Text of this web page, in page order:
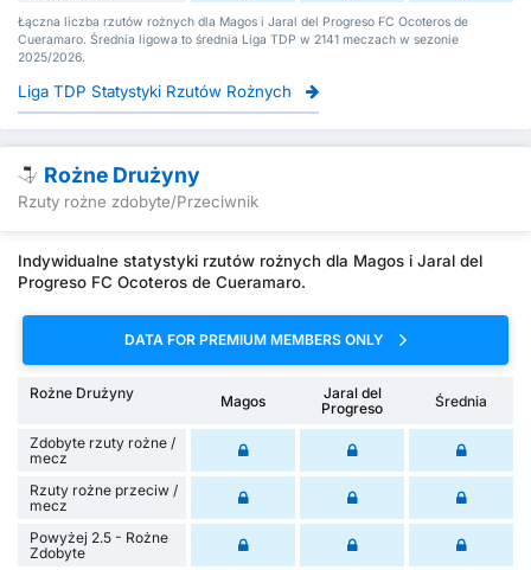
Łączna liczba rzutów rożnych dla Magos i Jaral del Progreso FC Ocoteros de
Cueramaro. Średnia ligowa to średnia Liga TDP w 2141 meczach w sezonie
2025/2026.
Liga TDP Statystyki Rzutów Rożnych
Rożne Drużyny
Rzuty rożne zdobyte/Przeciwnik
Indywidualne statystyki rzutów rożnych dla Magos i Jaral del
Progreso FC Ocoteros de Cueramaro.
DATA FOR PREMIUM MEMBERS ONLY
Rożne Drużyny Magos
Jaral del
Progreso
Średnia
Zdobyte rzuty rożne /
mecz
Rzuty rożne przeciw /
mecz
Powyżej 2.5 - Rożne
Zdobyte